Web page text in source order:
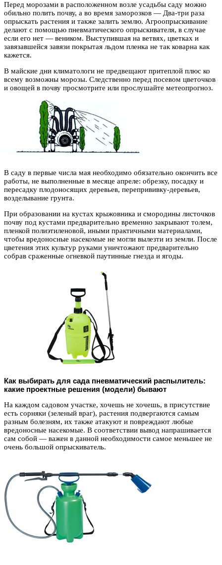
Перед морозами в расположенном возле усадьбы саду можно
обильно полить почву, а во время заморозков — Два-три раза
опрыскать растения и также залить землю. Агроопрыскивание
делают с помощью пневматического опрыскивателя, в случае
если его нет — веником. Выступившая на ветвях, цветках и
завязавшейся завязи покрытая льдом пленка не так коварна как
кажется.
В майские дни климатологи не предвещают притеплой плюс ко
всему возможны морозы. Следственно перед посевом цветочков
и овощей в почву просмотрите или прослушайте метеопрогноз.
В саду в первые числа мая необходимо обязательно окончить все
работы, не выполненные в месяце апреле: обрезку, посадку и
пересадку плодоносящих деревьев, перепрививку-деревьев,
возделывание грунта.
При образовании на кустах крыжовника и смородины листочков
почву под кустами предварительно временно закрывают толем,
пленкой полиэтиленовой, иными практичными материалами,
чтобы вредоносные насекомые не могли вылезти из земли. После
цветения этих культур руками уничтожают предварительно
собрав сраженные огневкой паутинные гнезда и ягоды.
Как выбирать для сада пневматический распылитель:
какие проектные решения (модели) бывают
На каждом садовом участке, хочешь не хочешь, в присутствие
есть сорняки (зеленый враг), растения подвергаются самым
разным болезням, их также атакуют и повреждают любые
вредоносные насекомые. В соответствии вывод напрашивается
сам собой — важен в данной необходимости самое меньшее не
очень большой опрыскиватель.